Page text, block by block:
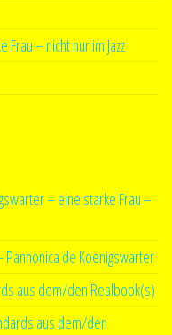
– nicht nur im Jazz
– eine starke Frau –
Pannonica de Koenigswarter
aus dem/den Realbook(s)
aus dem/den